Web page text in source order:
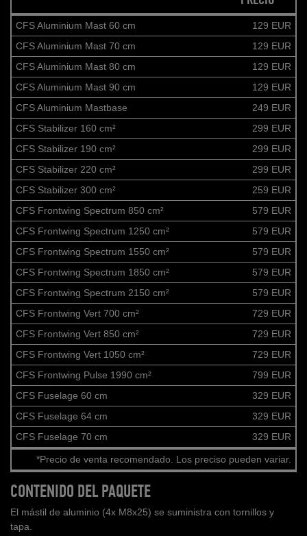
CFS Aluminium Mast 60 cm
129 EUR
CFS Aluminium Mast 70 cm
129 EUR
CFS Aluminium Mast 80 cm
129 EUR
CFS Aluminium Mast 90 cm
129 EUR
CFS Aluminium Mastbase
249 EUR
CFS Stabilizer 160 cm²
299 EUR
CFS Stabilizer 190 cm²
299 EUR
CFS Stabilizer 220 cm²
299 EUR
CFS Stabilizer 300 cm²
259 EUR
CFS Frontwing Spectrum 850 cm²
579 EUR
CFS Frontwing Spectrum 1250 cm²
579 EUR
CFS Frontwing Spectrum 1550 cm²
579 EUR
CFS Frontwing Spectrum 1850 cm²
579 EUR
CFS Frontwing Spectrum 2150 cm²
579 EUR
CFS Frontwing Vert 700 cm²
729 EUR
CFS Frontwing Vert 850 cm²
729 EUR
CFS Frontwing Vert 1050 cm²
729 EUR
CFS Frontwing Pulse 1990 cm²
799 EUR
CFS Fuselage 60 cm
329 EUR
CFS Fuselage 64 cm
329 EUR
CFS Fuselage 70 cm
329 EUR
*Precio de venta recomendado. Los preciso pueden variar.
CONTENIDO DEL PAQUETE
El mástil de aluminio (4x M8x25) se suministra con tornillos y
tapa.